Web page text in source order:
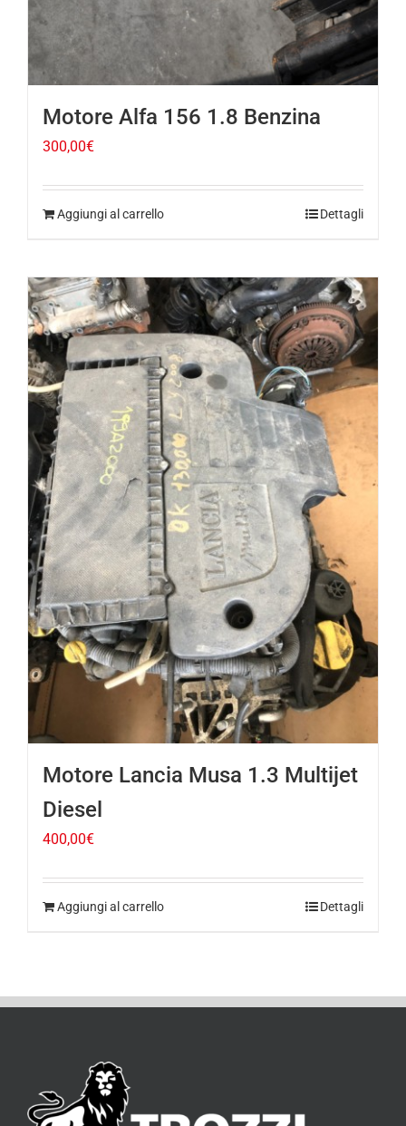
Motore Alfa 156 1.8 Benzina
300,00€
Aggiungi al carrello Dettagli
Motore Lancia Musa 1.3 Multijet
Diesel
400,00€
Aggiungi al carrello Dettagli